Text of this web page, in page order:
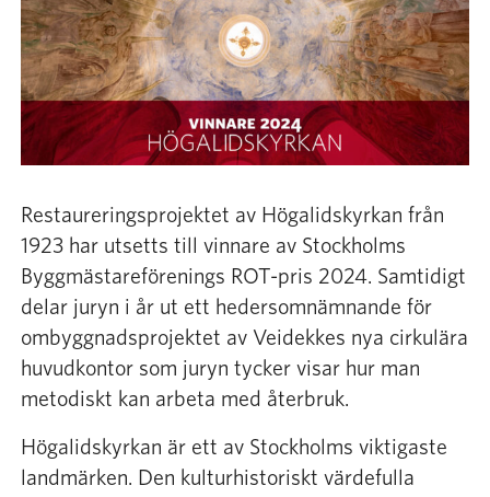
Sök
Bli medlem
Restaureringsprojektet av Högalidskyrkan från
1923 har utsetts till vinnare av Stockholms
Byggmästareförenings ROT-pris 2024. Samtidigt
delar juryn i år ut ett hedersomnämnande för
ombyggnadsprojektet av Veidekkes nya cirkulära
huvudkontor som juryn tycker visar hur man
metodiskt kan arbeta med återbruk.
Högalidskyrkan är ett av Stockholms viktigaste
landmärken. Den kulturhistoriskt värdefulla